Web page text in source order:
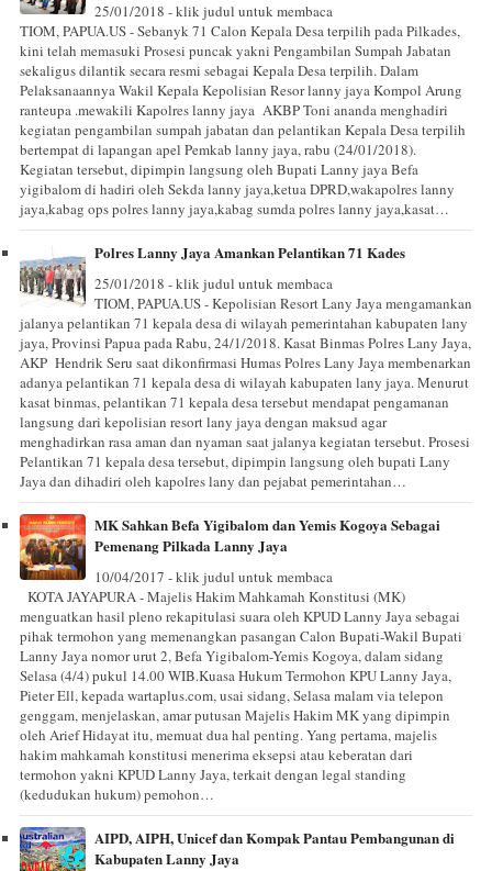
25/01/2018 - klik judul untuk membaca
TIOM, PAPUA.US - Sebanyk 71 Calon Kepala Desa terpilih pada Pilkades,
kini telah memasuki Prosesi puncak yakni Pengambilan Sumpah Jabatan
sekaligus dilantik secara resmi sebagai Kepala Desa terpilih. Dalam
Pelaksanaannya Wakil Kepala Kepolisian Resor lanny jaya Kompol Arung
ranteupa .mewakili Kapolres lanny jaya AKBP Toni ananda menghadiri
kegiatan pengambilan sumpah jabatan dan pelantikan Kepala Desa terpilih
bertempat di lapangan apel Pemkab lanny jaya, rabu (24/01/2018).
Kegiatan tersebut, dipimpin langsung oleh Bupati Lanny jaya Befa
yigibalom di hadiri oleh Sekda lanny jaya,ketua DPRD,wakapolres lanny
jaya,kabag ops polres lanny jaya,kabag sumda polres lanny jaya,kasat…
Polres Lanny Jaya Amankan Pelantikan 71 Kades
25/01/2018 - klik judul untuk membaca
TIOM, PAPUA.US - Kepolisian Resort Lany Jaya mengamankan
jalanya pelantikan 71 kepala desa di wilayah pemerintahan kabupaten lany
jaya, Provinsi Papua pada Rabu, 24/1/2018. Kasat Binmas Polres Lany Jaya,
AKP Hendrik Seru saat dikonfirmasi Humas Polres Lany Jaya membenarkan
adanya pelantikan 71 kepala desa di wilayah kabupaten lany jaya. Menurut
kasat binmas, pelantikan 71 kepala desa tersebut mendapat pengamanan
langsung dari kepolisian resort lany jaya dengan maksud agar
menghadirkan rasa aman dan nyaman saat jalanya kegiatan tersebut. Prosesi
Pelantikan 71 kepala desa tersebut, dipimpin langsung oleh bupati Lany
Jaya dan dihadiri oleh kapolres lany dan pejabat pemerintahan…
MK Sahkan Befa Yigibalom dan Yemis Kogoya Sebagai
Pemenang Pilkada Lanny Jaya
10/04/2017 - klik judul untuk membaca
KOTA JAYAPURA - Majelis Hakim Mahkamah Konstitusi (MK)
menguatkan hasil pleno rekapitulasi suara oleh KPUD Lanny Jaya sebagai
pihak termohon yang memenangkan pasangan Calon Bupati-Wakil Bupati
Lanny Jaya nomor urut 2, Befa Yigibalom-Yemis Kogoya, dalam sidang
Selasa (4/4) pukul 14.00 WIB.Kuasa Hukum Termohon KPU Lanny Jaya,
Pieter Ell, kepada wartaplus.com, usai sidang, Selasa malam via telepon
genggam, menjelaskan, amar putusan Majelis Hakim MK yang dipimpin
oleh Arief Hidayat itu, memuat dua hal penting. Yang pertama, majelis
hakim mahkamah konstitusi menerima eksepsi atau keberatan dari
termohon yakni KPUD Lanny Jaya, terkait dengan legal standing
(kedudukan hukum) pemohon…
AIPD, AIPH, Unicef dan Kompak Pantau Pembangunan di
Kabupaten Lanny Jaya